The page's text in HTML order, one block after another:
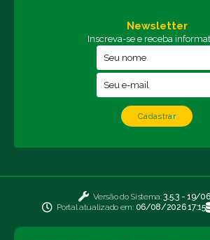
Newsletter
Inscreva-se e receba
Cadastrar
Versão do Sistema:3.5.3 - 19/
Portal atualizado em: 06/08/2026 17:15